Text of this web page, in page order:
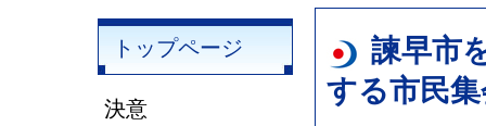
トップページ
決意
諫早市
する市民